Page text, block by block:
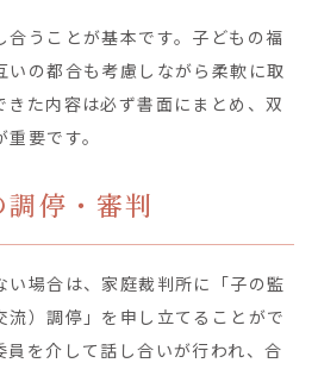
合うことが基本です。子どもの福
いの都合も考慮しながら柔軟に取
きた内容は必ず書面にまとめ、双
要です。
停・審判
い場合は、家庭裁判所に「子の監
流）調停」を申し立てることがで
員を介して話し合いが行われ、合